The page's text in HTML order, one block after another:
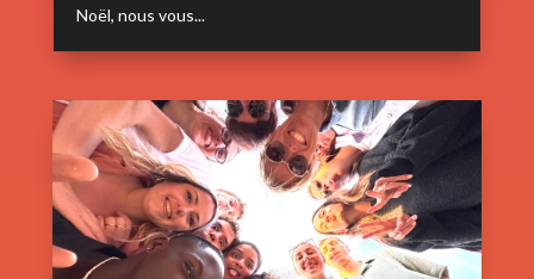
Noël, nous vous...